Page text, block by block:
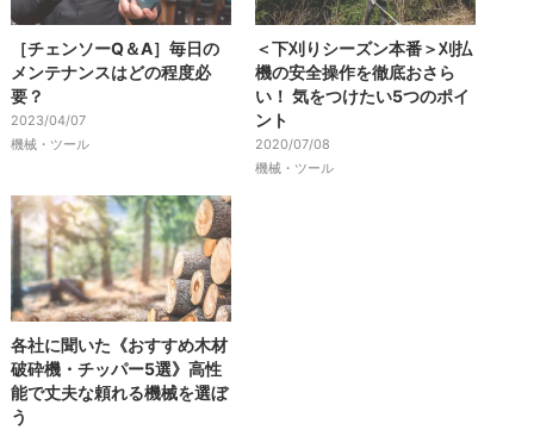
［チェンソーQ＆A］毎日の
メンテナンスはどの程度必
要？
2023/04/07
機械・ツール
＜下刈りシーズン本番＞刈払
機の安全操作を徹底おさら
い！ 気をつけたい5つのポイ
ント
2020/07/08
機械・ツール
各社に聞いた《おすすめ木材
破砕機・チッパー5選》高性
能で丈夫な頼れる機械を選ぼ
う